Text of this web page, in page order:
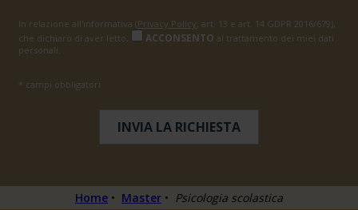
In relazione all'informativa ( Privacy Policy, art. 13 e art. 14 GDPR 2016/679),
che dichiaro di aver letto,
ACCONSENTO al trattamento dei miei dati
personali.
* campi obbligatori
Home • Master • Psicologia scolastica